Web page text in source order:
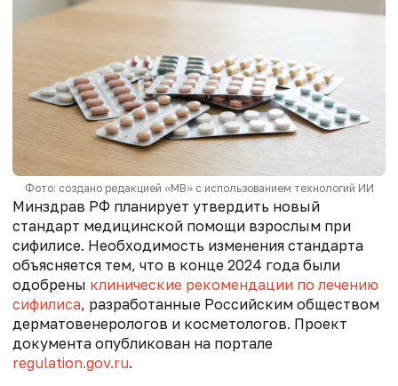
Фото: создано редакцией «МВ» с использованием технологий ИИ
Минздрав РФ планирует утвердить новый
стандарт медицинской помощи взрослым при
сифилисе. Необходимость изменения стандарта
объясняется тем, что в конце 2024 года были
одобрены клинические рекомендации по лечению
сифилиса, разработанные Российским обществом
дерматовенерологов и косметологов. Проект
документа опубликован на портале
regulation.gov.ru.